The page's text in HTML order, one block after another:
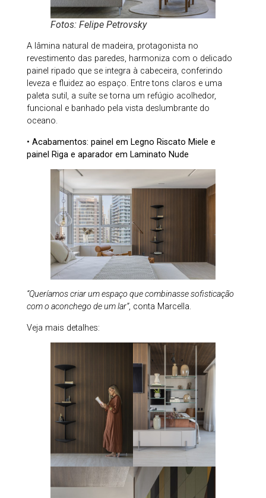
Fotos: Felipe Petrovsky
A lâmina natural de madeira, protagonista no
revestimento das paredes, harmoniza com o delicado
painel ripado que se integra à cabeceira, conferindo
leveza e fluidez ao espaço. Entre tons claros e uma
paleta sutil, a suíte se torna um refúgio acolhedor,
funcional e banhado pela vista deslumbrante do
oceano.
• Acabamentos: painel em Legno Riscato Miele e
painel Riga e aparador em Laminato Nude
“Queríamos criar um espaço que combinasse sofisticação
com o aconchego de um lar”, conta Marcella.
Veja mais detalhes: